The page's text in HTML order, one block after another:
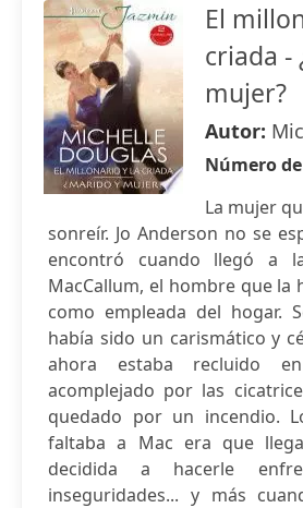
El
criada -
mujer?
Autor:
Número
La mujer
sonreír. Jo Anderson no se
encontró cuando llegó a
MacCallum, el hombre que la
como empleada del hogar.
había sido un carismático y
ahora estaba recluido
acomplejado por las
quedado por un incendio.
faltaba a Mac era que
decidida a hacerle
inseguridades... y más